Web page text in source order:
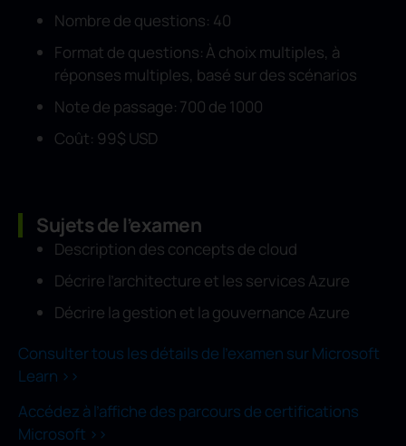
Nombre de questions: 40
Format de questions: À choix multiples, à
réponses multiples, basé sur des scénarios
Note de passage: 700 de 1000
Coût: 99$ USD
Sujets de l’examen
Description des concepts de cloud
Décrire l’architecture et les services Azure
Décrire la gestion et la gouvernance Azure
Consulter tous les détails de l’examen sur Microsoft
Learn >>
Accédez à l’affiche des parcours de certifications
Microsoft >>